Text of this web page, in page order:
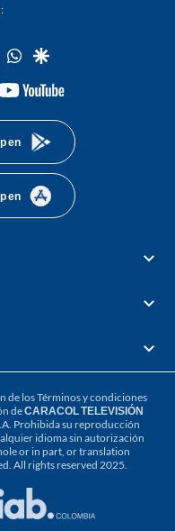
twitterwhatsapp
google
youtube-
en
en
de losTérminos y condiciones
deCARACOL TELEVISIÓN
Prohibida su reproducción
idioma sin autorización
or in part, or translation
All rights reserved 2025.